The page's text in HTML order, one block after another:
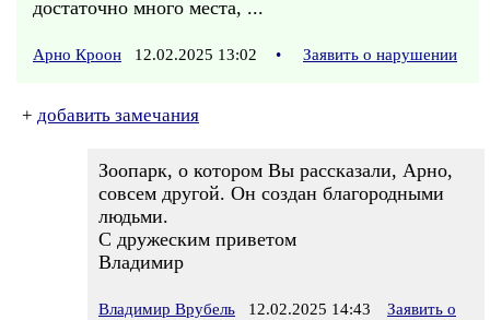
достаточно много места, ...
Арно Кроон 12.02.2025 13:02 • Заявить о нарушении
+ добавить замечания
Зоопарк, о котором Вы рассказали, Арно,
совсем другой. Он создан благородными
людьми.
С дружеским приветом
Владимир
Владимир Врубель 12.02.2025 14:43
Заявить о